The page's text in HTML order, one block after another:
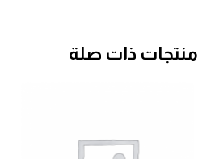
منتجات ذات صلة